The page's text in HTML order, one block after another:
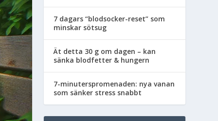
7 dagars “blodsocker-reset” som
minskar sötsug
Ät detta 30 g om dagen – kan
sänka blodfetter & hungern
7-minuterspromenaden: nya vanan
som sänker stress snabbt